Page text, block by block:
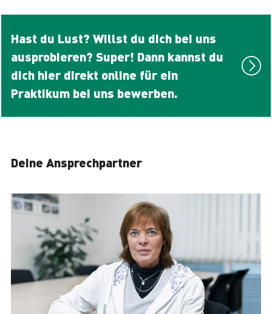
Hast du Lust? Willst du dich bei uns
ausprobieren? Super! Dann kannst du
dich hier direkt online für ein
Praktikum bei uns bewerben.
Deine Ansprechpartner